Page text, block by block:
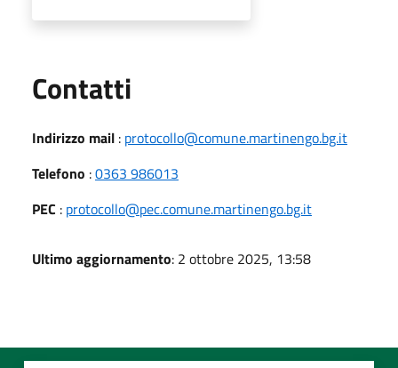
Contatti
Indirizzo mail : protocollo@comune.martinengo.bg.it
Telefono :0363 986013
PEC : protocollo@pec.comune.martinengo.bg.it
Ultimo aggiornamento: 2 ottobre 2025, 13:58